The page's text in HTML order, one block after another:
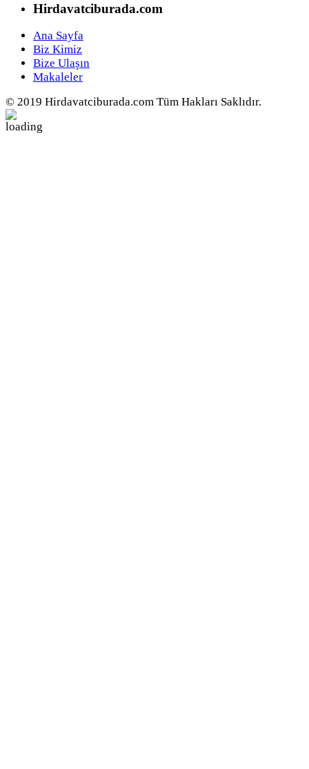
Hirdavatciburada.com
Ana Sayfa
Biz Kimiz
Bize Ulaşın
Makaleler
© 2019 Hirdavatciburada.com Tüm Hakları Saklıdır.